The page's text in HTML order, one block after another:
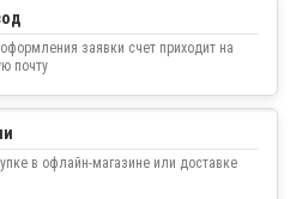
заявки счет приходит на
почту
в офлайн-магазине или доставке